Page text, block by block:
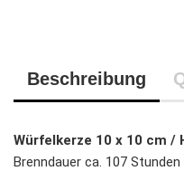
Beschreibung
Würfelkerze 10 x 10 cm /
Brenndauer ca. 107 Stunden